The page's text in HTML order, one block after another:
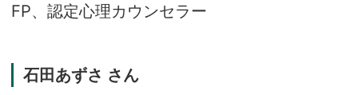
FP、認定心理カウンセラー
石田あずさ さん